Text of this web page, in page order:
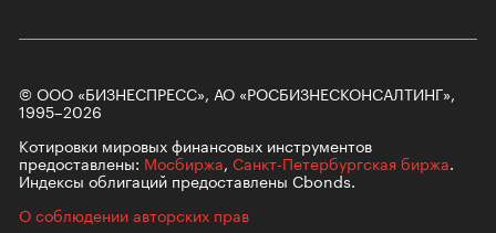
© ООО «БИЗНЕСПРЕСС», АО «РОСБИЗНЕСКОНСАЛТИНГ»,
1995–2026
Котировки мировых финансовых инструментов
предоставлены: Мосбиржа, Санкт-Петербургская биржа.
Индексы облигаций предоставлены Cbonds.
О соблюдении авторских прав